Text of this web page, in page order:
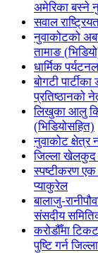
अमेरिका बस्ने
सवाल
नुवाकोटको
तामाङ
धार्मिक
बोगटी
प्रतिष्ठानको
लिखुका आलु
(भिडियोसहित)
नुवाकोट क्षेत्र
जिल्ला खेलकुद
स्पष्टीकरण एक
प्याकुरेल
बालाजु-
संसदीय
करोडौँमा
पुष्टि गर्न